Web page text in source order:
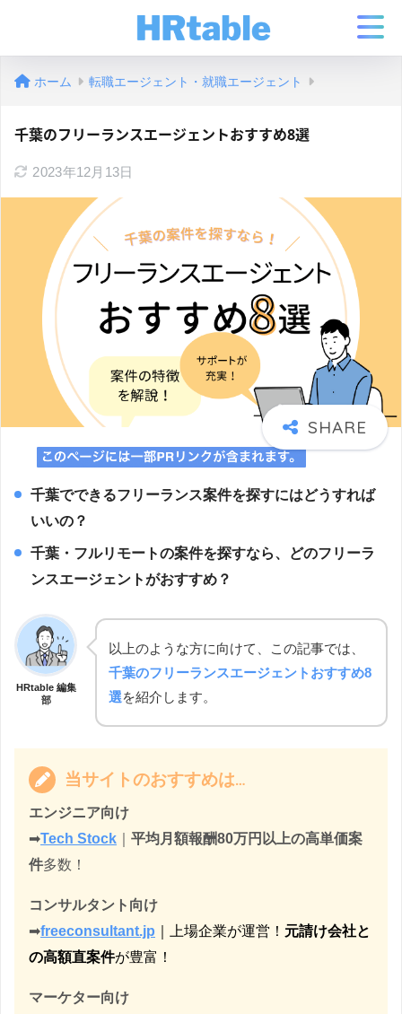
ホーム 転職エージェント・就職エージェント
千葉のフリーランスエージェントおすすめ8選
2023年12月13日
千葉でできるフリーランス案件を探すにはどうすれば
いいの？
千葉・フルリモートの案件を探すなら、どのフリーラ
ンスエージェントがおすすめ？
HRtable 編集
部
以上のような方に向けて、この記事では、
千葉のフリーランスエージェントおすすめ8
選を紹介します。
当サイトのおすすめは…
エンジニア向け
➡︎Tech Stock
平均月額報酬80万円以上の高単価案
件多数！
コンサルタント向け
➡︎freeconsultant.jp ｜上場企業が運営！ 元請け会社と
の高額直案件が豊富！
マーケター向け